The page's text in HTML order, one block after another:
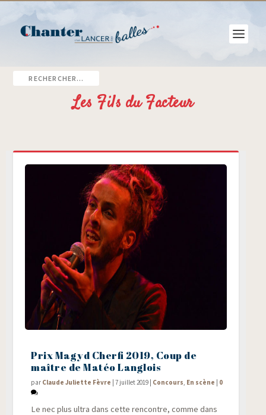
Les Fils du Facteur
Prix Magyd Cherfi 2019, Coup de
maître de Matéo Langlois
par Claude Juliette Fèvre |7 juillet 2019 | Concours En scène | 0
Le nec plus ultra dans cette ren­contre, comme dans